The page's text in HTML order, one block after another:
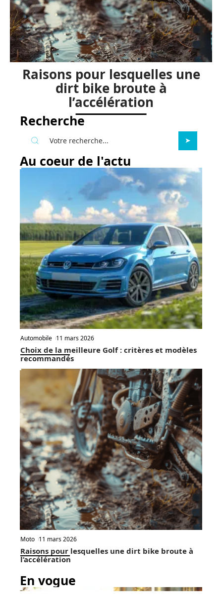
Raisons pour lesquelles une
dirt bike broute à
l’accélération
Recherche
Au coeur de l'actu
Automobile 11 mars 2026
Choix de la meilleure Golf : critères et modèles
recommandés
Moto 11 mars 2026
Raisons pour lesquelles une dirt bike broute à
l’accélération
En vogue